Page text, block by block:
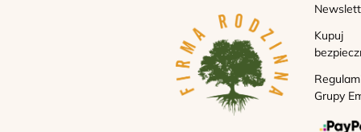
Kupuj
Grupy